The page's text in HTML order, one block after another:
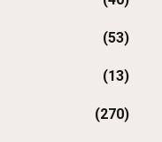
(53)
(13)
(270)